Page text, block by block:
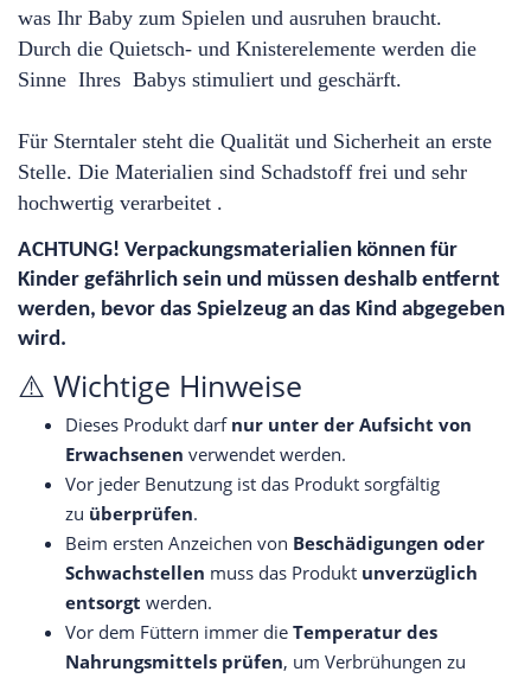
was Ihr Baby zum Spielen und ausruhen braucht.
Durch die Quietsch- und Knisterelemente werden die
Sinne Ihres Babys stimuliert und geschärft.
Für Sterntaler steht die Qualität und Sicherheit an erste
Stelle. Die Materialien sind Schadstoff frei und sehr
hochwertig verarbeitet .
ACHTUNG! Verpackungsmaterialien können für
Kinder gefährlich sein und müssen deshalb entfernt
werden, bevor das Spielzeug an das Kind abgegeben
wird.
⚠️ Wichtige Hinweise
Dieses Produkt darfnur unter der Aufsicht von
Erwachsenen verwendet werden.
Vor jeder Benutzung ist das Produkt sorgfältig
zu überprüfen.
Beim ersten Anzeichen von Beschädigungen oder
Schwachstellen muss das Produkt unverzüglich
entsorgt werden.
Vor dem Füttern immer dieTemperatur des
Nahrungsmittels prüfen, um Verbrühungen zu